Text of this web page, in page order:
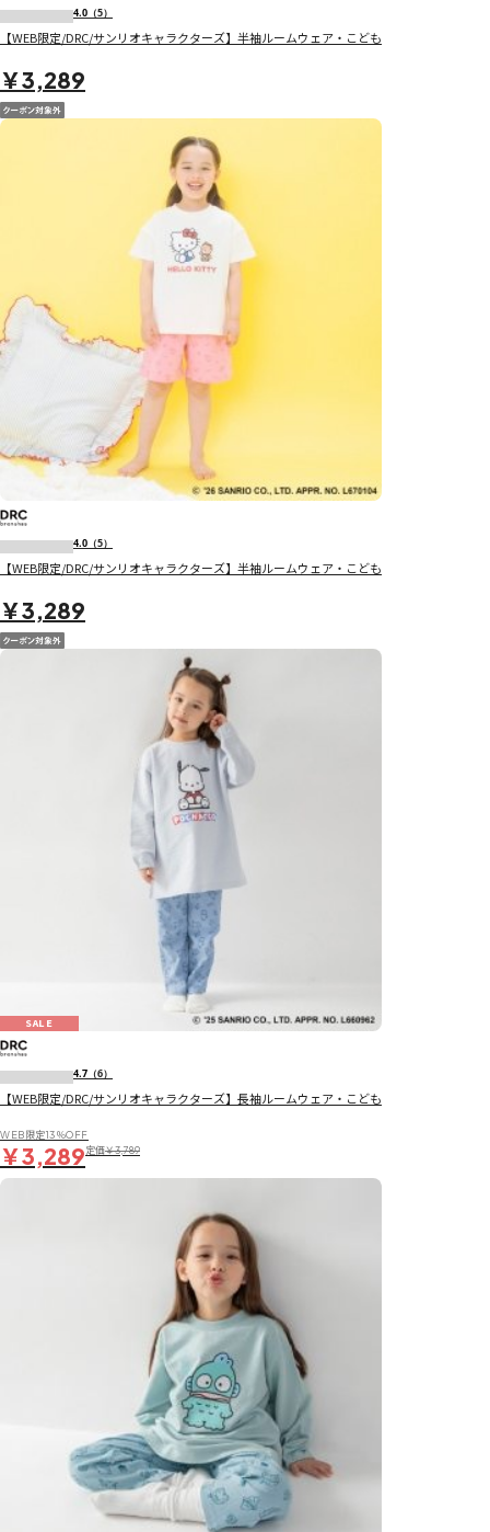
4.0 （5）
【WEB限定/DRC/サンリオキャラクターズ】半袖ルームウェア・こども
￥3,289
4.0 （5）
【WEB限定/DRC/サンリオキャラクターズ】半袖ルームウェア・こども
￥3,289
SALE
4.7 （6）
【WEB限定/DRC/サンリオキャラクターズ】長袖ルームウェア・こども
WEB限定13％OFF
￥3,289定価￥3,789